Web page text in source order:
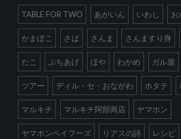
TABLE FOR TWO あがいん いわし お
かまぼこ さば さんま さんますり身
たこ ぷちあげ ほや わかめ ガル屋
ツアー ディル・セ・おながわ ホタテ
マルキチ マルキチ阿部商店 ヤマホン
ヤマホンベイフーズ リアスの詩 レシピ